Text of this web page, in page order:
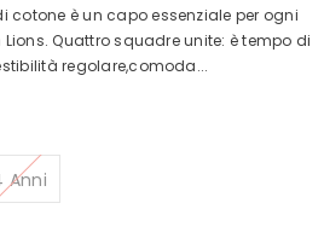
cotone è un capo essenziale per ogni
Quattro squadre unite: è tempo di
regolare,comoda...
Anni